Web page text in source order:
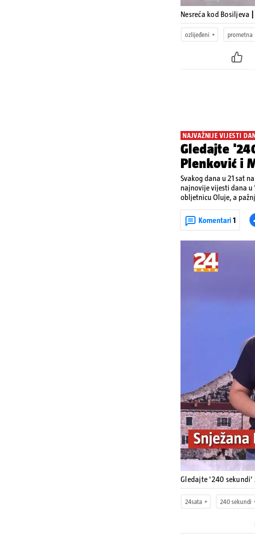
Nesreća kod Bosiljeva
ozlijeđeni prometna
NAJVAŽNIJE VIJESTI
Gledajte
Plenković i
Svakog dana u 21 sat
najnovije vijesti dana u
obljetnicu Oluje, a
upozorenjima nakon
Krško.
Komentari 1
Gledajte '240 sekundi'
24sata 240 sekundi